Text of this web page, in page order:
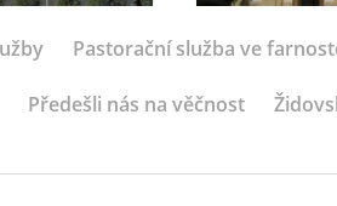
Pastorační služba ve
Předešli nás na věčnost